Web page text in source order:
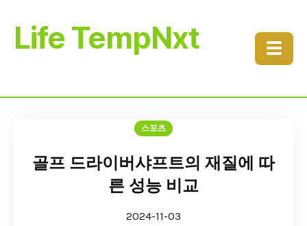
Life TempNxt ☰
스포츠
골프 드라이버샤프트의 재질에 따
른 성능 비교
2024-11-03